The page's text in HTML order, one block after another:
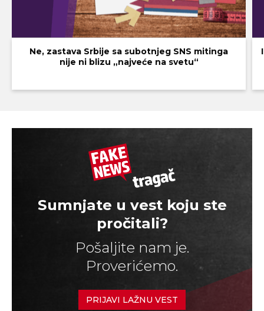
Ne, zastava Srbije sa subotnjeg SNS mitinga
nije ni blizu „najveće na svetu“
Sumnjate u vest koju ste
pročitali?
Pošaljite nam je.
Proverićemo.
PRIJAVI LAŽNU VEST